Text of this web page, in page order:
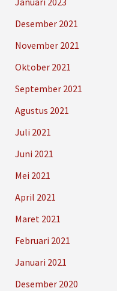
Desember 2021
November 2021
Oktober 2021
September 2021
Agustus 2021
Juli 2021
Juni 2021
Mei 2021
April 2021
Maret 2021
Februari 2021
Januari 2021
Desember 2020